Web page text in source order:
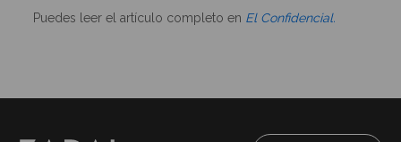
Puedes leer el artículo completo en El Confidencial.